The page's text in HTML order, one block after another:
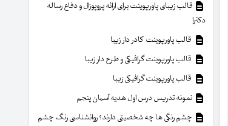
قالب زیبای پاورپوینت برای ارائه پروپوزال و دفاع رساله
دکترا
قالب پاورپوینت کادر دار زیبا
قالب پاورپوینت گرافیکی و طرح دار زیبا
قالب پاورپوینت گرافیکی زیبا
نمونه تدریس درس اول هدیه آسمان پنجم
چشم رنگی ها چه شخصیتی دارند؟ روانشناسی رنگ چشم